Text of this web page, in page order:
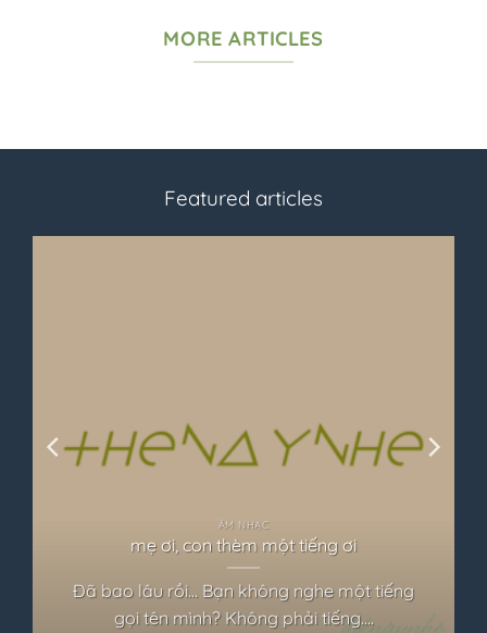
MORE ARTICLES
Featured articles
ÂM NHẠC
mẹ ơi, con thèm một tiếng ơi
Đã bao lâu rồi… Bạn không nghe một tiếng
gọi tên mình? Không phải tiếng....